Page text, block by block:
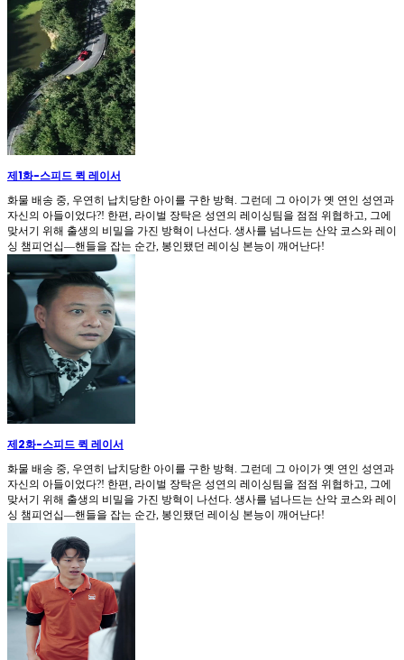
제1화-스피드 퀵 레이서
화물 배송 중, 우연히 납치당한 아이를 구한 방혁. 그런데 그 아이가 옛 연인 성연과
자신의 아들이었다?! 한편, 라이벌 장탁은 성연의 레이싱팀을 점점 위협하고, 그에
맞서기 위해 출생의 비밀을 가진 방혁이 나선다. 생사를 넘나드는 산악 코스와 레이
싱 챔피언십—핸들을 잡는 순간, 봉인됐던 레이싱 본능이 깨어난다!
제2화-스피드 퀵 레이서
화물 배송 중, 우연히 납치당한 아이를 구한 방혁. 그런데 그 아이가 옛 연인 성연과
자신의 아들이었다?! 한편, 라이벌 장탁은 성연의 레이싱팀을 점점 위협하고, 그에
맞서기 위해 출생의 비밀을 가진 방혁이 나선다. 생사를 넘나드는 산악 코스와 레이
싱 챔피언십—핸들을 잡는 순간, 봉인됐던 레이싱 본능이 깨어난다!